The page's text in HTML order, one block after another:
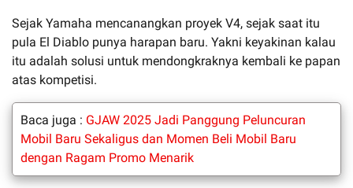
Sejak Yamaha mencanangkan proyek V4, sejak saat itu
pula El Diablo punya harapan baru. Yakni keyakinan kalau
itu adalah solusi untuk mendongkraknya kembali ke papan
atas kompetisi.
Baca juga : GJAW 2025 Jadi Panggung Peluncuran
Mobil Baru Sekaligus dan Momen Beli Mobil Baru
dengan Ragam Promo Menarik